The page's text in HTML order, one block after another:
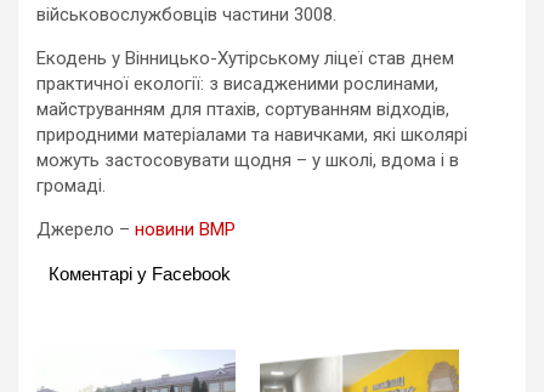
військовослужбовців частини 3008.
Екодень у Вінницько-Хутірському ліцеї став днем
практичної екології: з висадженими рослинами,
майструванням для птахів, сортуванням відходів,
природними матеріалами та навичками, які школярі
можуть застосовувати щодня – у школі, вдома і в
громаді.
Джерело – новини ВМР
Коментарі у Facebook